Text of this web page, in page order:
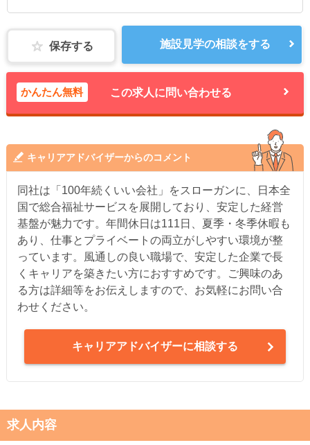
保存する 施設見学の相談をする
かんたん無料 この求人に問い合わせる
キャリアアドバイザーからのコメント
同社は「100年続くいい会社」をスローガンに、日本全
国で総合福祉サービスを展開しており、安定した経営
基盤が魅力です。年間休日は111日、夏季・冬季休暇も
あり、仕事とプライベートの両立がしやすい環境が整
っています。風通しの良い職場で、安定した企業で長
くキャリアを築きたい方におすすめです。ご興味のあ
る方は詳細等をお伝えしますので、お気軽にお問い合
わせください。
キャリアアドバイザーに相談する
求人内容